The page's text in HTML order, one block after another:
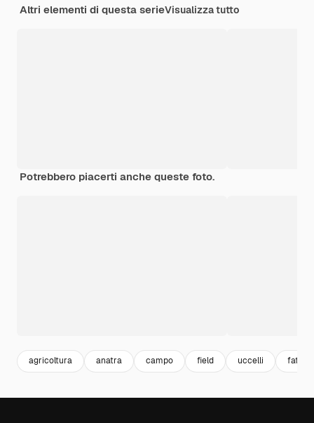
Altri elementi di questa serieVisualizza tutto
Potrebbero piacerti anche queste foto.
agricoltura anatra campo field uccelli